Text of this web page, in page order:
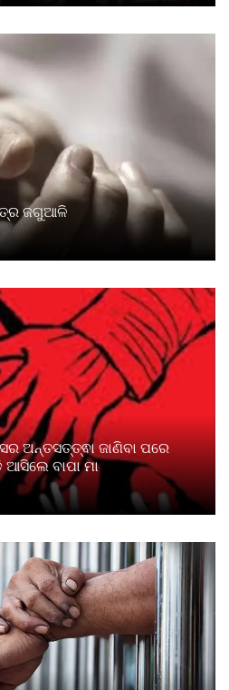
ଜଗୁଆଳି
ଅନ୍ତସତ୍ତ୍ଵା ଜାଣିବା ପରେ
ବାପା ମା